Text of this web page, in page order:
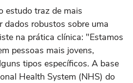
estudo traz de mais
dados robustos sobre uma
na prática clínica: "Estamos
pessoas mais jovens,
tipos específicos. A base
Health System (NHS) do